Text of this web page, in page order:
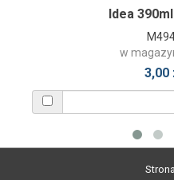
Idea
w
3,00